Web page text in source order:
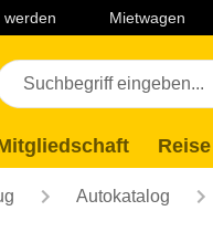
werden Mietwagen
Autokatalog